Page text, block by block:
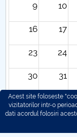
9 10
16 17
23 24
30 31
Acest site foloseste
vizitatorilor intr-o
dati acordul folosiri